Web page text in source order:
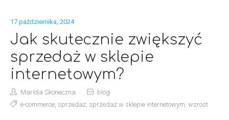
17 października, 2024
Jak skutecznie zwiększyć
sprzedaż w sklepie
internetowym?
Mariola Skoneczna
blog
e-commerce, sprzedaż, sprzedaż w sklepie internetowym wzrost